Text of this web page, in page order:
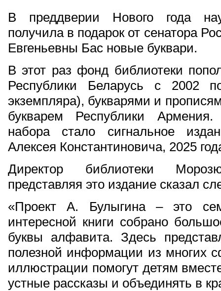
В преддверии Нового года
получила в подарок от сенатора
Евгеньевны Бас новые буквари.
В этот раз фонд библиотеки
Республики Беларусь с 2002
экземпляра), букварями и
букварем Республики
набора стало сигнальное
Алексея Константиновича, 2025
Директор библиотеки
представляя это издание сказал
«Проект А. Булыгина – это
интересной книги собрано
буквы алфавита. Здесь
полезной информации из многих
иллюстрации помогут детям
устные рассказы и объединять в